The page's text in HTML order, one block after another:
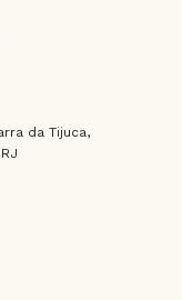
da Tijuca,